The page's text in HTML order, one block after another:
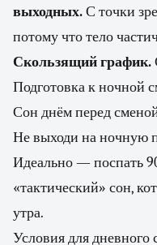
выходных.С точки
потому что тело
Скользящий график.
Подготовка к ночной
Сон днём перед
Не выходи на ночную
Идеально — поспать
«тактический» сон,
утра.
Условия для дневного